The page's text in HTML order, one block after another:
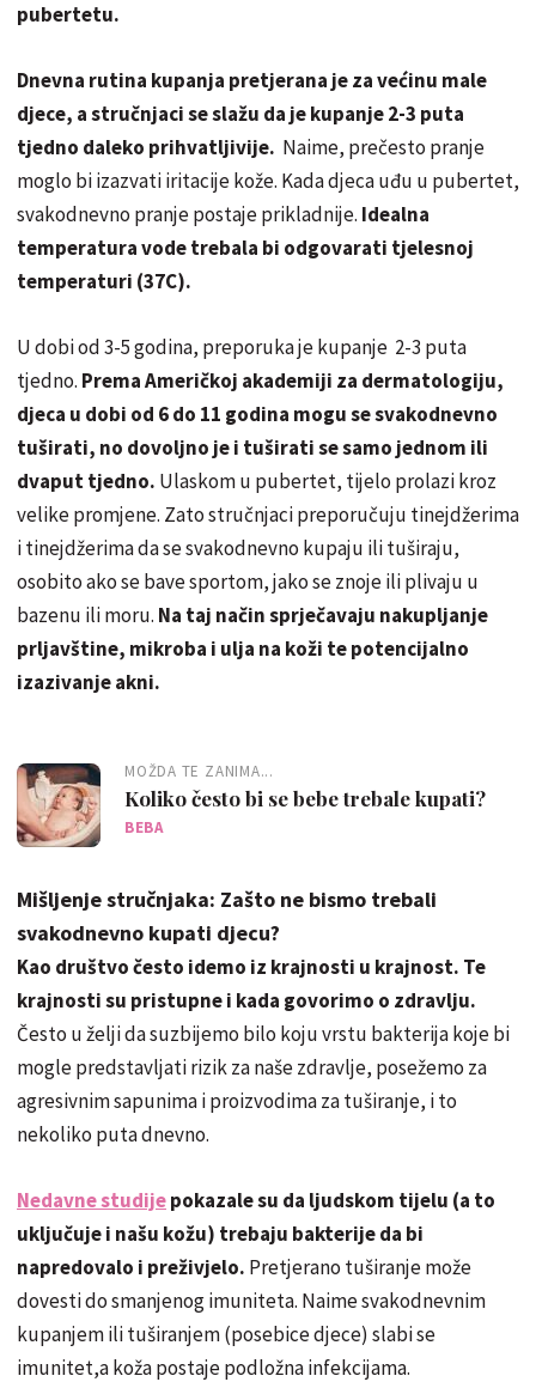
pubertetu.
Dnevna rutina kupanja pretjerana je za većinu male
djece, a stručnjaci se slažu da je kupanje 2-3 puta
tjedno daleko prihvatljivije. Naime, prečesto pranje
moglo bi izazvati iritacije kože. Kada djeca uđu u pubertet,
svakodnevno pranje postaje prikladnije. Idealna
temperatura vode trebala bi odgovarati tjelesnoj
temperaturi (37C).
U dobi od 3-5 godina, preporuka je kupanje 2-3 puta
tjedno. Prema Američkoj akademiji za dermatologiju,
djeca u dobi od 6 do 11 godina mogu se svakodnevno
tuširati, no dovoljno je i tuširati se samo jednom ili
dvaput tjedno. Ulaskom u pubertet, tijelo prolazi kroz
velike promjene. Zato stručnjaci preporučuju tinejdžerima
i tinejdžerima da se svakodnevno kupaju ili tuširaju,
osobito ako se bave sportom, jako se znoje ili plivaju u
bazenu ili moru. Na taj način sprječavaju nakupljanje
prljavštine, mikroba i ulja na koži te potencijalno
izazivanje akni.
MOŽDA TE ZANIMA...
Koliko često bi se bebe trebale kupati?
BEBA
Mišljenje stručnjaka: Zašto ne bismo trebali
svakodnevno kupati djecu?
Kao društvo često idemo iz krajnosti u krajnost. Te
krajnosti su pristupne i kada govorimo o zdravlju.
Često u želji da suzbijemo bilo koju vrstu bakterija koje bi
mogle predstavljati rizik za naše zdravlje, posežemo za
agresivnim sapunima i proizvodima za tuširanje, i to
nekoliko puta dnevno.
Nedavne studijepokazale su da ljudskom tijelu (a to
uključuje i našu kožu) trebaju bakterije da bi
napredovalo i preživjelo. Pretjerano tuširanje može
dovesti do smanjenog imuniteta. Naime svakodnevnim
kupanjem ili tuširanjem (posebice djece) slabi se
imunitet,a koža postaje podložna infekcijama.